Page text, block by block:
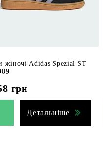
жіночі Adidas Spezial ST
грн
Детальніше